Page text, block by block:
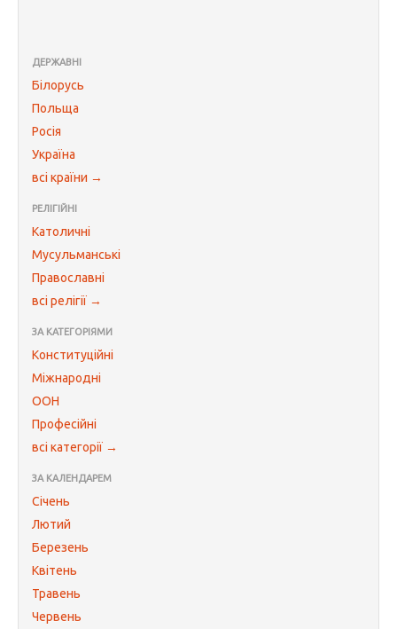
ДЕРЖАВНІ
Білорусь
Польща
Росія
Україна
всі країни →
РЕЛІГІЙНІ
Католичні
Мусульманські
Православні
всі релігії →
ЗА КАТЕГОРІЯМИ
Конституційні
Міжнародні
ООН
Професійні
всі категорії →
ЗА КАЛЕНДАРЕМ
Січень
Лютий
Березень
Квітень
Травень
Червень